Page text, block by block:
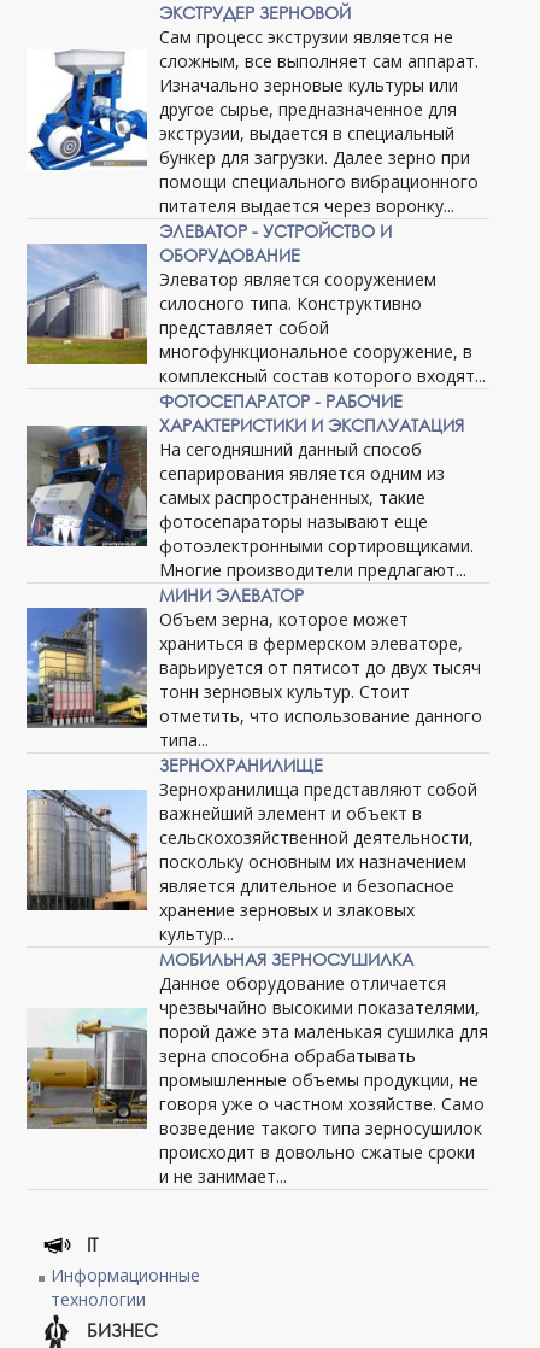
ЭКСТРУДЕР ЗЕРНОВОЙ
Сам процесс экструзии является не
сложным, все выполняет сам аппарат.
Изначально зерновые культуры или
другое сырье, предназначенное для
экструзии, выдается в специальный
бункер для загрузки. Далее зерно при
помощи специального вибрационного
питателя выдается через воронку...
ЭЛЕВАТОР - УСТРОЙСТВО И
ОБОРУДОВАНИЕ
Элеватор является сооружением
силосного типа. Конструктивно
представляет собой
многофункциональное сооружение, в
комплексный состав которого входят...
ФОТОСЕПАРАТОР - РАБОЧИЕ
ХАРАКТЕРИСТИКИ И ЭКСПЛУАТАЦИЯ
На сегодняшний данный способ
сепарирования является одним из
самых распространенных, такие
фотосепараторы называют еще
фотоэлектронными сортировщиками.
Многие производители предлагают...
МИНИ ЭЛЕВАТОР
Объем зерна, которое может
храниться в фермерском элеваторе,
варьируется от пятисот до двух тысяч
тонн зерновых культур. Стоит
отметить, что использование данного
типа...
ЗЕРНОХРАНИЛИЩЕ
Зернохранилища представляют собой
важнейший элемент и объект в
сельскохозяйственной деятельности,
поскольку основным их назначением
является длительное и безопасное
хранение зерновых и злаковых
культур...
МОБИЛЬНАЯ ЗЕРНОСУШИЛКА
Данное оборудование отличается
чрезвычайно высокими показателями,
порой даже эта маленькая сушилка для
зерна способна обрабатывать
промышленные объемы продукции, не
говоря уже о частном хозяйстве. Само
возведение такого типа зерносушилок
происходит в довольно сжатые сроки
и не занимает...
IT
Информационные
технологии
БИЗНЕС